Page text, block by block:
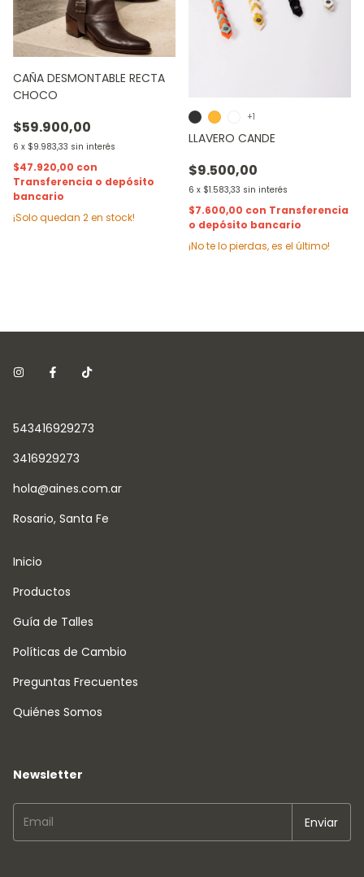
CAÑA DESMONTABLE RECTA
CHOCO
$59.900,00
6 x $9.983,33 sin interés
$47.920,00 con
Transferencia o depósito
bancario
¡Solo quedan 2en stock!
LLAVERO CANDE
$9.500,00
6 x $1.583,33 sin interés
$7.600,00 con Transferencia
o depósito bancario
¡No te lo pierdas, es el último!
+1
543416929273
3416929273
hola@aines.com.ar
Rosario, Santa Fe
Inicio
Productos
Guía de Talles
Políticas de Cambio
Preguntas Frecuentes
Quiénes Somos
Newsletter